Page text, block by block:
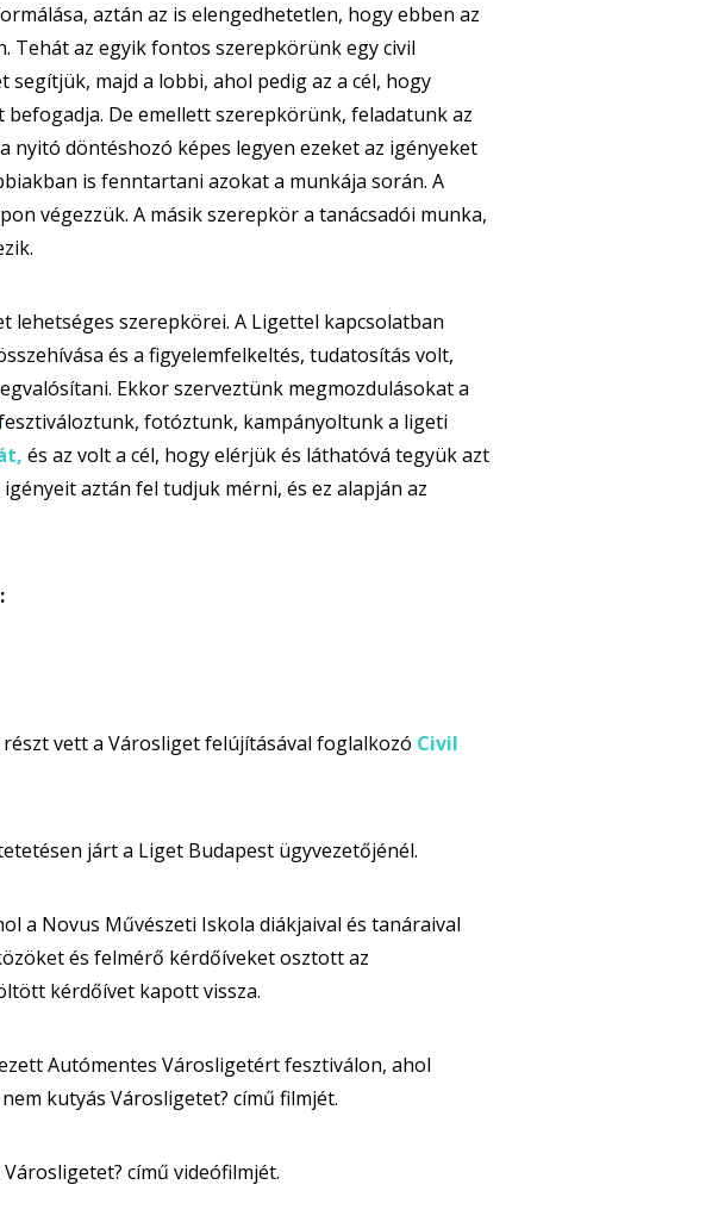
aztán az is elengedhetetlen, hogy ebben az
Tehát az egyik fontos szerepkörünk egy civil
majd a lobbi, ahol pedig az a cél, hogy
De emellett szerepkörünk, feladatunk az
nyitó döntéshozó képes legyen ezeket az igényeket
is fenntartani azokat a munkája során. A
végezzük. A másik szerepkör a tanácsadói munka,
lehetséges szerepkörei. A Ligettel kapcsolatban
és a figyelemfelkeltés, tudatosítás volt,
Ekkor szerveztünk megmozdulásokat a
fotóztunk, kampányoltunk a ligeti
, és az volt a cél, hogy elérjük és láthatóvá tegyük azt
aztán fel tudjuk mérni, és ez alapján az
vett a Városliget felújításával foglalkozó Civil
járt a Liget Budapest ügyvezetőjénél.
a Novus Művészeti Iskola diákjaival és tanáraival
és felmérő kérdőíveket osztott az
kérdőívet kapott vissza.
Autómentes Városligetért fesztiválon, ahol
kutyás Városligetet? című filmjét.
című videófilmjét.